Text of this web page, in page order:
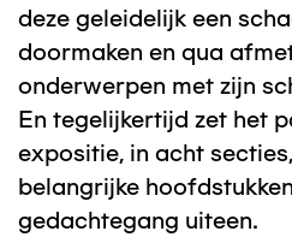
deze geleidelijk een
doormaken en qua
onderwerpen met zijn
En tegelijkertijd zet het
expositie, in acht
belangrijke
gedachtegang uiteen.